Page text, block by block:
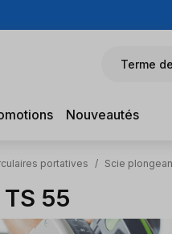
Terme
Nouveautés
portatives / Scie
55